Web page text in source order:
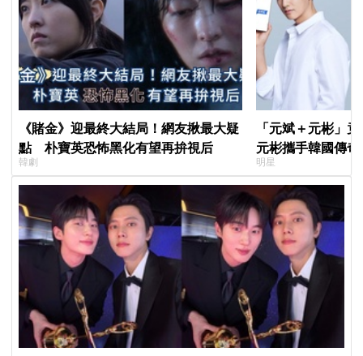
《賭金》迎最終大結局！網友揪最大疑
點 朴寶英恐怖黑化有望再拚視后
韓劇
「元斌＋元彬」
元彬攜手韓國傳
牌，韓網瘋喊：
明星